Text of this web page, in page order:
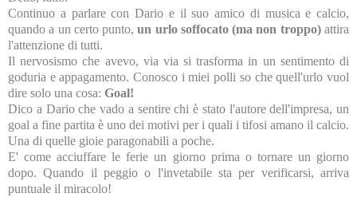
Continuo a parlare con Dario e il suo amico di musica e calcio,
quando a un certo punto,un urlo soffocato (ma non troppo)attira
l'attenzione di tutti.
Il nervosismo che avevo, via via si trasforma in un sentimento di
goduria e appagamento. Conosco i miei polli so che quell'urlo vuol
dire solo una cosa: Goal!
Dico a Dario che vado a sentire chi è stato l'autore dell'impresa, un
goal a fine partita è uno dei motivi per i quali i tifosi amano il calcio.
Una di quelle gioie paragonabili a poche.
E' come acciuffare le ferie un giorno prima o tornare un giorno
dopo. Quando il peggio o l'invetabile sta per verificarsi, arriva
puntuale il miracolo!